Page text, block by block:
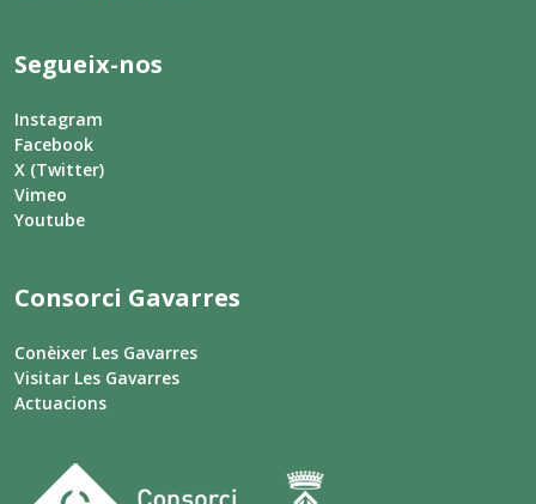
Segueix-nos
Instagram
Facebook
X (Twitter)
Vimeo
Youtube
Consorci Gavarres
Conèixer Les Gavarres
Visitar Les Gavarres
Actuacions